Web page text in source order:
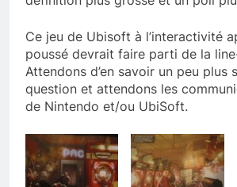
Ce jeu de Ubisoft à l’interactivité
poussé devrait faire parti de la
Attendons d’en savoir un peu plus
question et attendons les
de Nintendo et/ou UbiSoft.